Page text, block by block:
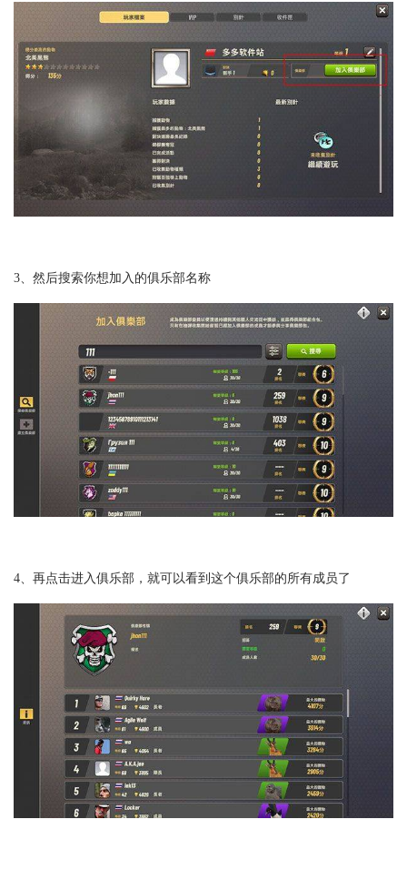
3、然后搜索你想加入的俱乐部名称
4、再点击进入俱乐部，就可以看到这个俱乐部的所有成员了